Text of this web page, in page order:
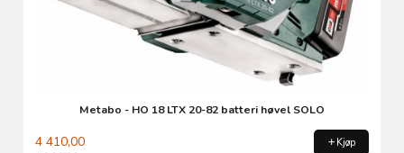
Metabo - HO 18 LTX 20-82 batteri høvel SOLO
4 410,00 Kjøp